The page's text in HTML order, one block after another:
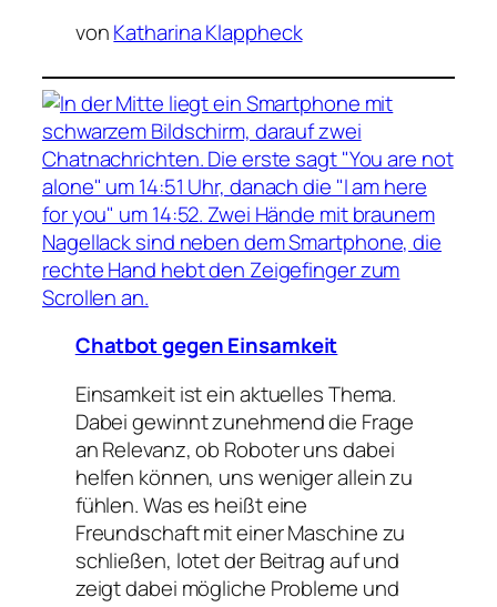
vonKatharina Klappheck
Chatbot gegen Einsamkeit
Einsamkeit ist ein aktuelles Thema.
Dabei gewinnt zunehmend die Frage
an Relevanz, ob Roboter uns dabei
helfen können, uns weniger allein zu
fühlen. Was es heißt eine
Freundschaft mit einer Maschine zu
schließen, lotet der Beitrag auf und
zeigt dabei mögliche Probleme und